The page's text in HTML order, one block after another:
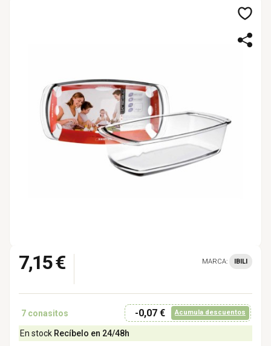
7,15 € MARCA: IBILI
7 conasitos -0,07 € Acumula descuentos
En stock Recíbelo en 24/48h